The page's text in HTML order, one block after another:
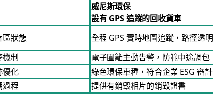
威尼斯環保
設有 GPS 追蹤的回收貨車
區狀態
全程 GPS 實時地圖追蹤，路徑透明
機制
電子圍籬主動告警，防範中途調包
優化
綠色環保車種，符合企業 ESG 審計
過程
提供有銷毀相片的銷毀證書